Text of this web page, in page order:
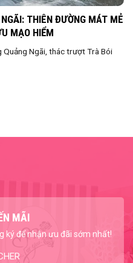
THIÊN ĐƯỜNG MÁT MẺ
MẠO HIỂM
Quảng Ngãi, thác trượt Trà Bói
MÃI
ký để nhận ưu đãi sớm nhất!